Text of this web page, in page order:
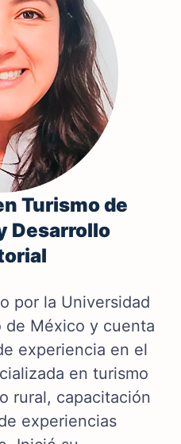
Turismo de
Desarrollo
por la Universidad
de México y cuenta
experiencia en el
en turismo
rural, capacitación
experiencias